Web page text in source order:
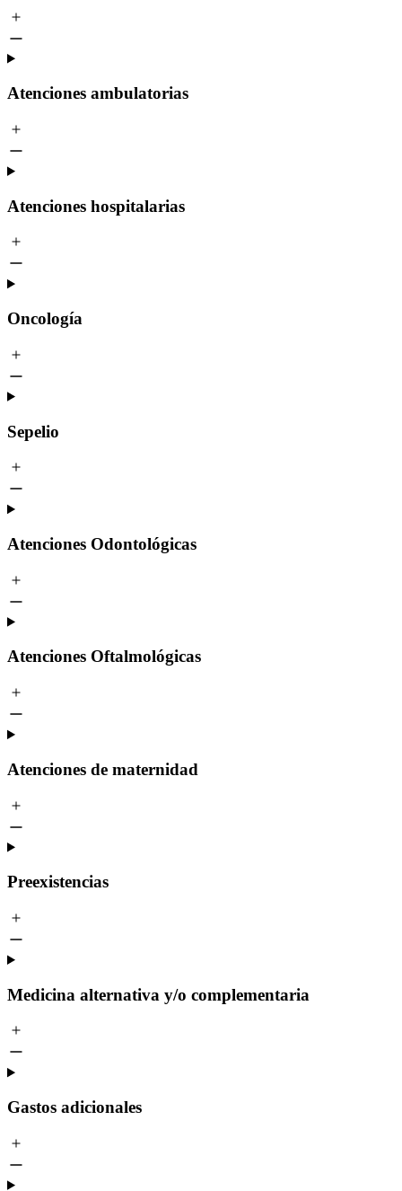
Atenciones ambulatorias
Atenciones hospitalarias
Oncología
Sepelio
Atenciones Odontológicas
Atenciones Oftalmológicas
Atenciones de maternidad
Preexistencias
Medicina alternativa y/o complementaria
Gastos adicionales